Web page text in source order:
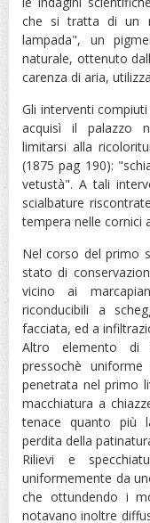
che si tratta di un
lampada", un
naturale, ottenuto
carenza di aria,
Gli interventi
acquisì il palazzo
limitarsi alla
(1875 pag 190):
vetustà". A tali
scialbature
tempera nelle cornici
Nel corso del primo
stato di
vicino ai
riconducibili a
facciata, ed a
Altro elemento di
pressochè
penetrata nel primo
macchiatura a
tenace quanto più
perdita della
Rilievi e
uniformemente da
che ottundendo i
notavano inoltre